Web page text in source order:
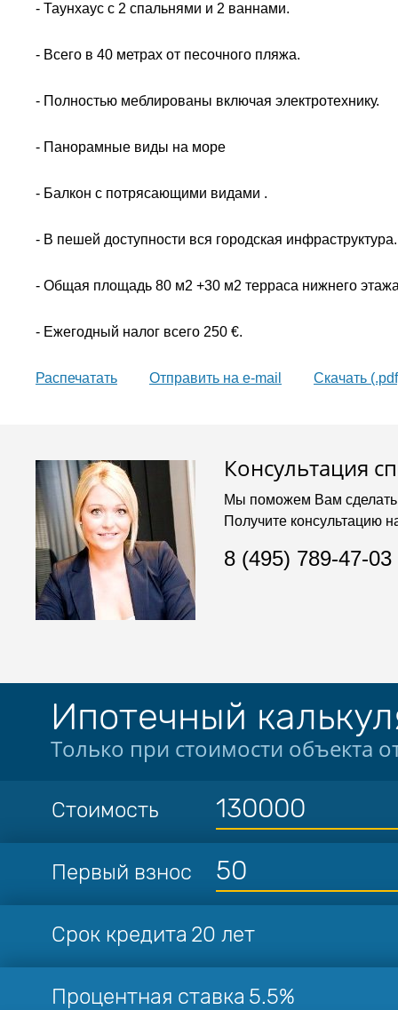
- Таунхаус с 2 спальнями и 2 ваннами.
- Всего в 40 метрах от песочного пляжа.
- Полностью меблированы включая электротехнику.
- Панорамные виды на море
- Балкон с потрясающими видами .
- В пешей доступности вся городская инфраструктура.
- Общая площадь 80 м2 +30 м2 терраса нижнего
- Ежегодный налог всего 250 €.
Распечатать Oтправить на e-mail Скачать
Консультация
Мы поможем Вам
Получите консультацию
8 (495) 789-47-03
Ипотечный
Только при стоимости объекта
Стоимость
Первый взнос
Срок кредита 20 лет
Процентная ставка 5.5%